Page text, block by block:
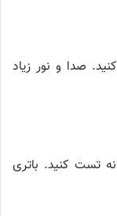
صدا و نور زیاد
تست کنید. باتری